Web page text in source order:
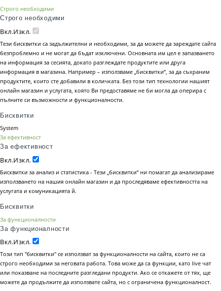
Строго необходими
Строго необходими
Вкл.Изкл.
Тези бисквитки са задължителни и необходими, за да можете да зареждате сайта
безпроблемно и не могат да бъдат изключени. Основната им цел е запазването
на информация за сесията, докато разглеждате продуктите или друга
информация в магазина. Например – използваме „бисквитки“, за да съхраним
продуктите, които сте добавили в количката. Без този тип технологии нашият
онлайн магазин и услугата, която Ви предоставяме не би могла да оперира с
пълните си възможности и функционалности.
Бисквитки
System
За ефективност
За ефективност
Вкл.Изкл.
Бисквитки за анализ и статистика - Тези „бисквитки“ ни помагат да анализираме
използването на нашия онлайн магазин и да проследяваме ефективността на
услугата и комуникацията й.
Бисквитки
За функционалности
За функционалности
Вкл.Изкл.
Този тип "бисквитки" се използват за функционалности на сайта, които не са
строго необходими за неговата работа. Това може да са функции, като live чат
или показване на последните разгледани продукти. Ако се откажете от тях, ще
можете да продължите да използвате сайта, но с ограничена функционалност.